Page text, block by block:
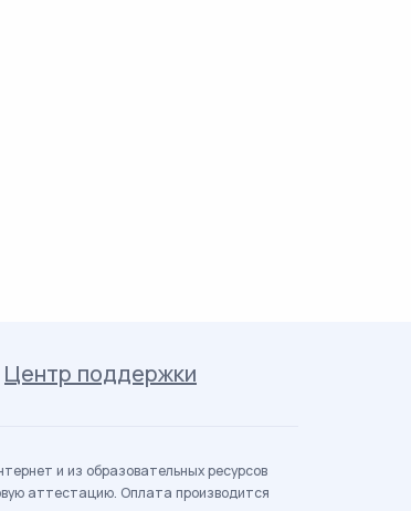
Центр поддержки
и из образовательных ресурсов
аттестацию. Оплата производится